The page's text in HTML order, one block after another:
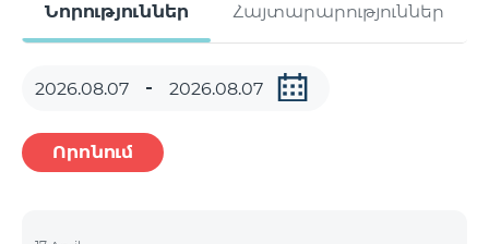
Նորություններ Հայտարարություններ
Որոնում